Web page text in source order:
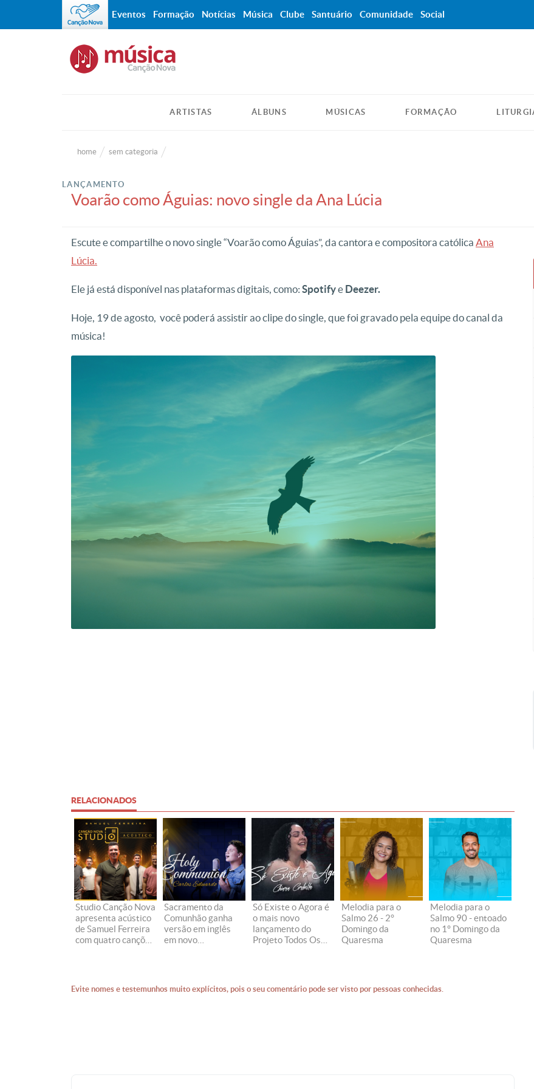
ARTISTAS ÁLBUNS MÚSICAS FORMAÇÃO
home sem categoria
LANÇAMENTO
Voarão como Águias: novo single da Ana Lúcia
Escute e compartilhe o novo single “Voarão como Águias”, da cantora e compositora católica Ana
Lúcia.
Ele já está disponível nas plataformas digitais, como: Spotifye Deezer.
Hoje, 19 de agosto, você poderá assistir ao clipe do single, que foi gravado pela equipe do canal da
música!
RELACIONADOS
Studio Canção Nova
apresenta acústico
de Samuel Ferreira
com quatro canções
Sacramento da
Comunhão ganha
versão em inglês
em novo
Só Existe o Agora é
o mais novo
lançamento do
Projeto Todos Os
Melodia para o
Salmo 26 - 2°
Domingo da
Quaresma
Melodia para o
Salmo 90 - entoado
no 1° Domingo da
Quaresma
Evite nomes e testemunhos muito explícitos, pois o seu comentário pode ser visto por pessoas conhecidas.
Eventos Formação Notícias Música Clube Santuário Comunidade Social